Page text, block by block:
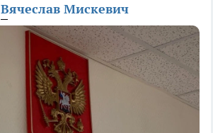
Вячеслав Мискевич